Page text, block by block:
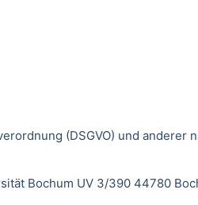
(DSGVO) und
Bochum UV 3/390 44780